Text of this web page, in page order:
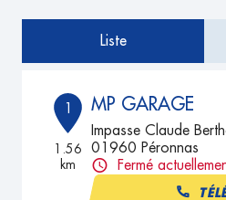
Liste
1
1.56
km
MP GARAGE
Impasse Claude
01960 Péronnas
Fermé